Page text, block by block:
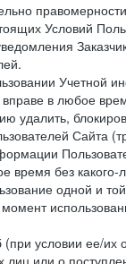
Условий
Учетной
в любое
удалить,
Сайта
без
одной и
условии ее/их
лиц или о